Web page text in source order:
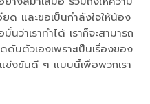
ด และขอเป็นกำลังใจให้น้อง
ว่าเราทำได้ เราก็จะสามารถ
นตัวเองเพราะเป็นเรื่องของ
ข่งขันดี ๆ แบบนี้เพื่อพวกเรา